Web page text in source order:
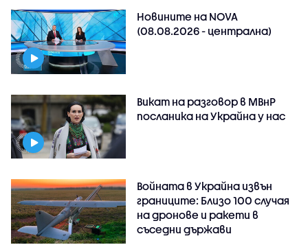
Новините на NOVA
(08.08.2026 - централна)
Викат на разговор в МВнР
посланика на Украйна у нас
Войната в Украйна извън
границите: Близо 100 случая
на дронове и ракети в
съседни държави